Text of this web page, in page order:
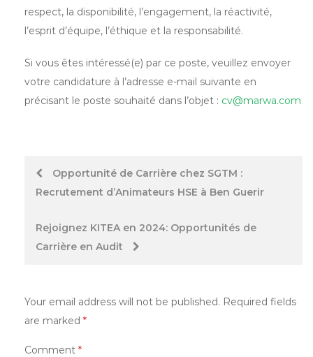
respect, la disponibilité, l’engagement, la réactivité,
l’esprit d’équipe, l’éthique et la responsabilité.
Si vous êtes intéressé(e) par ce poste, veuillez envoyer
votre candidature à l’adresse e-mail suivante en
précisant le poste souhaité dans l’objet : cv@marwa.com
PostOpportunité de Carrière chez SGTM :
Recrutement d’Animateurs HSE à Ben Guerir
Rejoignez KITEA en 2024: Opportunités de
Carrière en Audit
Your email address will not be published. Required fields
are marked *
Comment *